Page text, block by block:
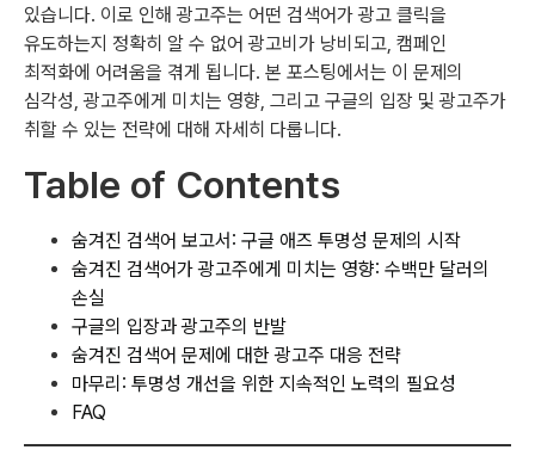
있습니다. 이로 인해 광고주는 어떤 검색어가 광고 클릭을
유도하는지 정확히 알 수 없어 광고비가 낭비되고, 캠페인
최적화에 어려움을 겪게 됩니다. 본 포스팅에서는 이 문제의
심각성, 광고주에게 미치는 영향, 그리고 구글의 입장 및 광고주가
취할 수 있는 전략에 대해 자세히 다룹니다.
Table of Contents
숨겨진 검색어 보고서: 구글 애즈 투명성 문제의 시작
숨겨진 검색어가 광고주에게 미치는 영향: 수백만 달러의
손실
구글의 입장과 광고주의 반발
숨겨진 검색어 문제에 대한 광고주 대응 전략
마무리: 투명성 개선을 위한 지속적인 노력의 필요성
FAQ